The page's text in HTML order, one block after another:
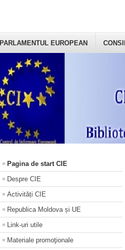
PARLAMENTUL EUROPEAN
Pagina de start CIE
Despre CIE
Activități CIE
Republica Moldova și UE
Link-uri utile
Materiale promoţionale